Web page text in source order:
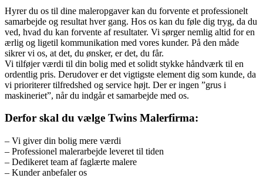
Hyrer du os til dine maleropgaver kan du forvente et professionelt
samarbejde og resultat hver gang. Hos os kan du føle dig tryg, da du
ved, hvad du kan forvente af resultater. Vi sørger nemlig altid for en
ærlig og ligetil kommunikation med vores kunder. På den måde
sikrer vi os, at det, du ønsker, er det, du får.
Vi tilføjer værdi til din bolig med et solidt stykke håndværk til en
ordentlig pris. Derudover er det vigtigste element dig som kunde, da
vi prioriterer tilfredshed og service højt. Der er ingen ”grus i
maskineriet”, når du indgår et samarbejde med os.
Derfor skal du vælge Twins Malerfirma:
– Vi giver din bolig mere værdi
– Professionel malerarbejde leveret til tiden
– Dedikeret team af faglærte malere
– Kunder anbefaler os